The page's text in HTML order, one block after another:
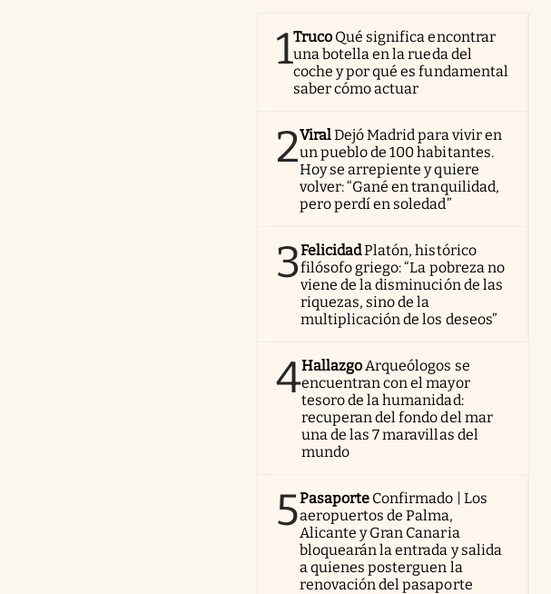
1Truco Qué significa encontrar
una botella en la rueda del
coche y por qué es fundamental
saber cómo actuar
2ViralDejó Madrid para vivir en
un pueblo de 100 habitantes.
Hoy se arrepiente y quiere
volver: “Gané en tranquilidad,
pero perdí en soledad”
3FelicidadPlatón, histórico
filósofo griego: “La pobreza no
viene de la disminución de las
riquezas, sino de la
multiplicación de los deseos”
4HallazgoArqueólogos se
encuentran con el mayor
tesoro de la humanidad:
recuperan del fondo del mar
una de las 7 maravillas del
mundo
5Pasaporte Confirmado | Los
aeropuertos de Palma,
Alicante y Gran Canaria
bloquearán la entrada y salida
a quienes posterguen la
renovación del pasaporte